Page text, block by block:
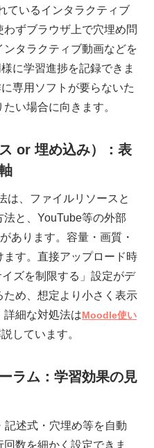
ているインタラクティブ
ずブラウザ上で穴埋め問
タラクティブ動画などを
に学習進捗を記録できま
専用ソフトが要らないた
い場合に向きます。
or 埋め込み）：表
は、ファイルリソースと
と、YouTube等の外部
あります。容量・画質・
す。直接アップロード時
ズを制限する」設定がデ
め、想定より小さく表示
詳細な対処法はMoodle使い
しています。
ラム：学習効果の見
述式・穴埋め等を自動
数を細かく設定できま